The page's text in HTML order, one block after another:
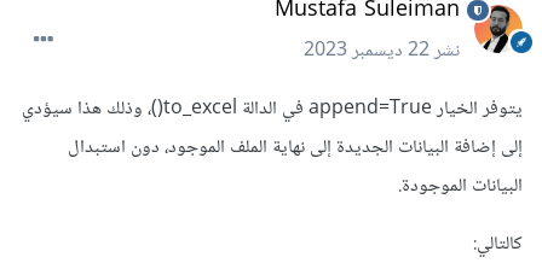
Mustafa Suleiman
نشر22 ديسمبر 2023
يتوفر الخيار append=True في الدالة to_excel()، وذلك هذا سيؤدي
إلى إضافة البيانات الجديدة إلى نهاية الملف الموجود، دون استبدال
البيانات الموجودة.
كالتالي: